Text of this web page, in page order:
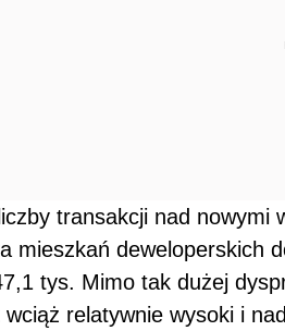
transakcji nad nowymi
mieszkań deweloperskich
tys. Mimo tak dużej
wciąż relatywnie wysoki i